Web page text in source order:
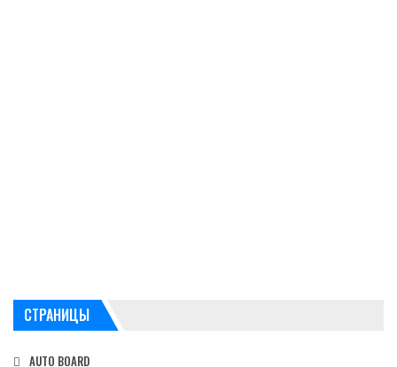
СТРАНИЦЫ
AUTO BOARD